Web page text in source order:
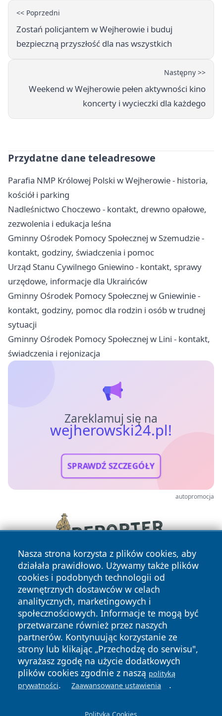
<< Poprzedni
Zostań policjantem w Wejherowie i buduj
bezpieczną przyszłość dla nas wszystkich
Następny >>
Weekend w Wejherowie pełen aktywności kino
koncerty i wycieczki dla każdego
Przydatne dane teleadresowe
Parafia NMP Królowej Polski w Wejherowie - historia,
kościół i parking
Nadleśnictwo Choczewo - kontakt, drewno opałowe,
zezwolenia i edukacja leśna
Gminny Ośrodek Pomocy Społecznej w Szemudzie -
kontakt, godziny, świadczenia i pomoc
Urząd Stanu Cywilnego Gniewino - kontakt, sprawy
urzędowe, informacje dla Ukraińców
Gminny Ośrodek Pomocy Społecznej w Gniewinie -
kontakt, godziny, pomoc dla rodzin i osób w trudnej
sytuacji
Gminny Ośrodek Pomocy Społecznej w Lini - kontakt,
świadczenia i rejonizacja
Zareklamuj się na
wejherowski24.pl!
SPRAWDŹ SZCZEGÓŁY
autopromocja
Nasza strona korzysta z plików cookies, aby
działała prawidłowo. Używamy także plików
cookies i podobnych technologii od
zewnętrznych dostawców w celach
analitycznych, marketingowych i
społecznościowych. Informacje te mogą być
przetwarzane również przez naszych
partnerów. Kontynuując korzystanie ze
strony lub klikając „Przechodzę do serwisu",
wyrażasz zgodę na użycie dodatkowych
plików cookies zgodnie z naszą polityką
prywatności. Zaawansowane ustawienia .
Copyright © 2026 wejherowski24.pl Wszystkie prawa
zastrzeżone.
News Autorzy
Polityka
Prywatności
Polityka
Cookies